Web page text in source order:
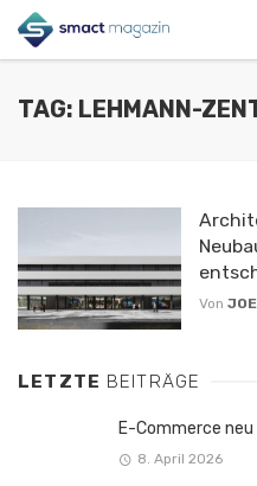
TAG: LEHMANN-
Von
LETZTE BEITRÄGE
E-Commerce
8. April 2026